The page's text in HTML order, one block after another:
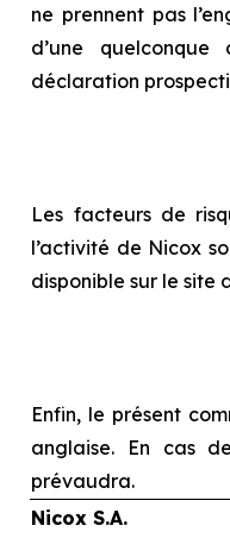
ne prennent pas
d’une
déclaration
Les facteurs de
l’activité de Nicox
disponible sur le site
Enfin, le présent
anglaise. En cas
prévaudra.
Nicox S.A.